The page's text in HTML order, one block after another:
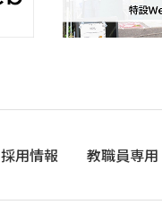
採用情報 教職員専用